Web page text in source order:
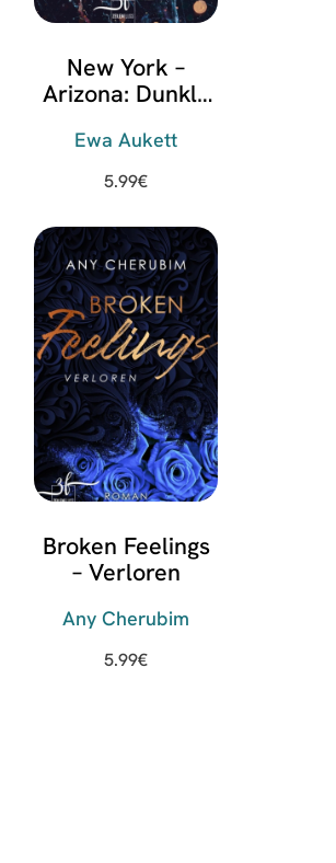
New York –
Arizona: Dunkle
Ewa Aukett
5.99€
Broken Feelings
– Verloren
Any Cherubim
5.99€